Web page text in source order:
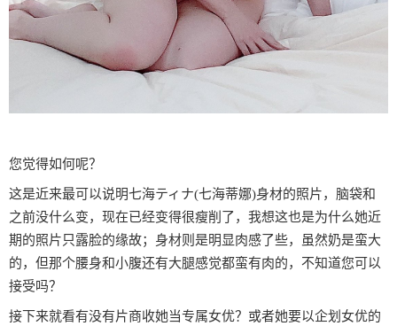
您觉得如何呢？
这是近来最可以说明七海ティナ(七海蒂娜)身材的照片，脑袋和
之前没什么变，现在已经变得很瘦削了，我想这也是为什么她近
期的照片只露脸的缘故；身材则是明显肉感了些，虽然奶是蛮大
的，但那个腰身和小腹还有大腿感觉都蛮有肉的，不知道您可以
接受吗？
接下来就看有没有片商收她当专属女优？或者她要以企划女优的